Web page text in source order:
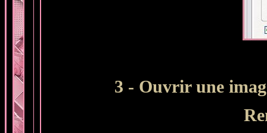
3 - Ouvrir une